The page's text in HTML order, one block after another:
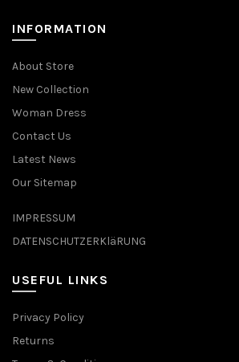
INFORMATION
About Store
New Collection
Woman Dress
Contact Us
Latest News
Our Sitemap
IMPRESSUM
DATENSCHUTZERKläRUNG
USEFUL LINKS
Privacy Policy
Returns